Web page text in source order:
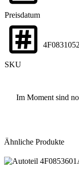
Preisdatum
SKU
Im Moment sind
Ähnliche Produkte